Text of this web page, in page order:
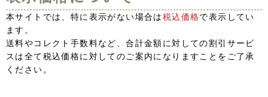
本サイトでは、特に表示がない場合は税込価格で表示してい
ます。
送料やコレクト手数料など、合計金額に対しての割引サービ
スは全て税込価格に対してのご案内になりますことをご了承
ください。